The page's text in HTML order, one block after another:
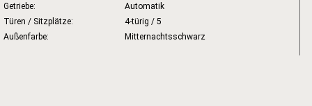
Getriebe:
Automatik
Türen / Sitzplätze:
4-türig / 5
Außenfarbe:
Mitternachtsschwarz